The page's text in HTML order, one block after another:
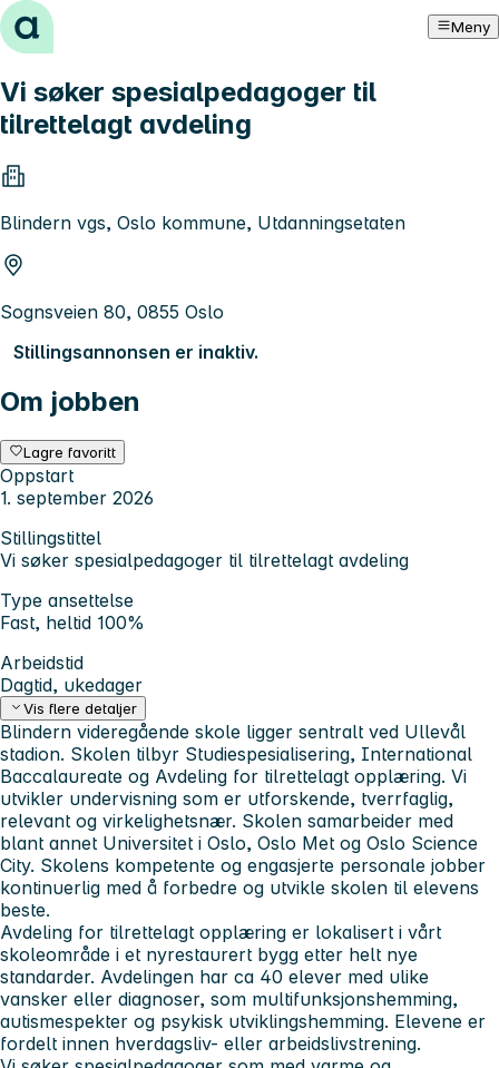
Hopp til innhold Meny
Vi søker spesialpedagoger til
tilrettelagt avdeling
Blindern vgs, Oslo kommune, Utdanningsetaten
Sognsveien 80, 0855 Oslo
Stillingsannonsen er inaktiv.
Om jobben
Lagre favoritt
Oppstart
1. september 2026
Stillingstittel
Vi søker spesialpedagoger til tilrettelagt avdeling
Type ansettelse
Fast, heltid 100%
Arbeidstid
Dagtid, ukedager
Vis flere detaljer
Blindern videregående skole ligger sentralt ved Ullevål
stadion. Skolen tilbyr Studiespesialisering, International
Baccalaureate og Avdeling for tilrettelagt opplæring. Vi
utvikler undervisning som er utforskende, tverrfaglig,
relevant og virkelighetsnær. Skolen samarbeider med
blant annet Universitet i Oslo, Oslo Met og Oslo Science
City. Skolens kompetente og engasjerte personale jobber
kontinuerlig med å forbedre og utvikle skolen til elevens
beste.
Avdeling for tilrettelagt opplæring er lokalisert i vårt
skoleområde i et nyrestaurert bygg etter helt nye
standarder. Avdelingen har ca 40 elever med ulike
vansker eller diagnoser, som multifunksjonshemming,
autismespekter og psykisk utviklingshemming. Elevene er
fordelt innen hverdagsliv- eller arbeidslivstrening.